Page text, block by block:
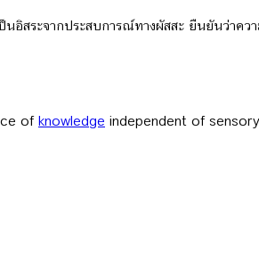
ระจากประสบการณ์ทางผัสสะ ยืนยันว่าคว
ofknowledge independent of